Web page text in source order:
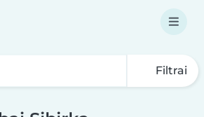
Filtrai